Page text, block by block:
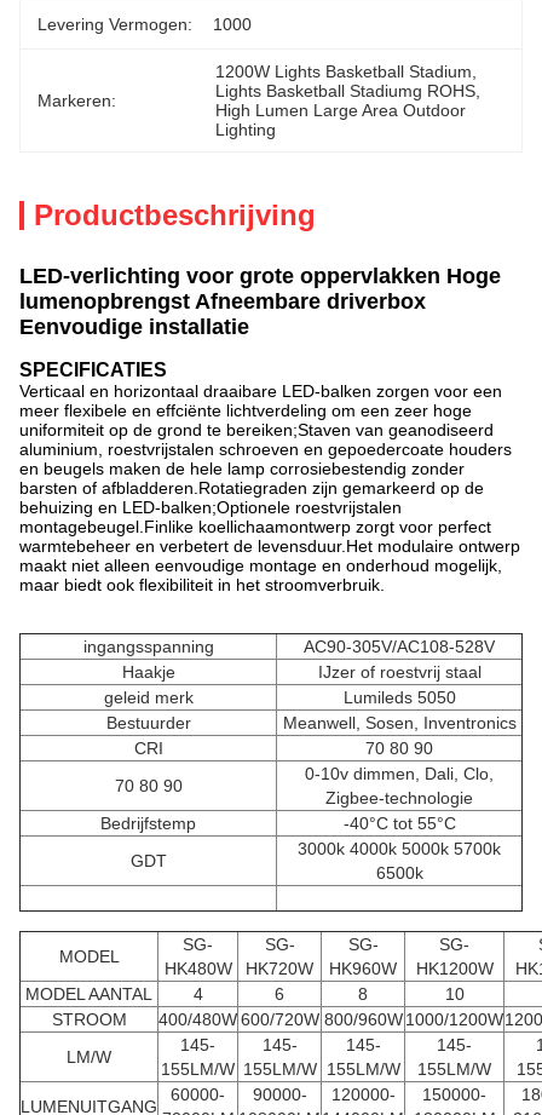
Levering Vermogen: 1000
Markeren:
1200W Lights Basketball Stadium
Lights Basketball Stadiumg ROHS
High Lumen Large Area Outdoor
Lighting
Productbeschrijving
LED-verlichting voor grote oppervlakken Hoge
lumenopbrengst Afneembare driverbox
Eenvoudige installatie
SPECIFICATIES
Verticaal en horizontaal draaibare LED-balken zorgen voor een
meer flexibele en effciënte lichtverdeling om een ​​zeer hoge
uniformiteit op de grond te bereiken;Staven van geanodiseerd
aluminium, roestvrijstalen schroeven en gepoedercoate houders
en beugels maken de hele lamp corrosiebestendig zonder
barsten of afbladderen.Rotatiegraden zijn gemarkeerd op de
behuizing en LED-balken;Optionele roestvrijstalen
montagebeugel.Finlike koellichaamontwerp zorgt voor perfect
warmtebeheer en verbetert de levensduur.Het modulaire ontwerp
maakt niet alleen eenvoudige montage en onderhoud mogelijk,
maar biedt ook flexibiliteit in het stroomverbruik.
ingangsspanning
AC90-305V/AC108-528V
Haakje
IJzer of roestvrij staal
geleid merk
Lumileds 5050
Bestuurder
Meanwell, Sosen, Inventronics
CRI
70 80 90
70 80 90
0-10v dimmen, Dali, Clo,
Zigbee-technologie
Bedrijfstemp
-40°C tot 55°C
GDT
3000k 4000k 5000k 5700k
6500k
MODEL
SG-
HK480W
SG-
HK720W
SG-
HK960W
SG-
HK1200W
MODEL AANTAL
4 6 8
10
STROOM
400/480W600/720W 800/960W 1000/1200W
LM/W
145-
155LM/W
145-
155LM/W
145-
155LM/W
145-
155LM/W
LUMENUITGANG
60000-
90000-
120000-
150000-